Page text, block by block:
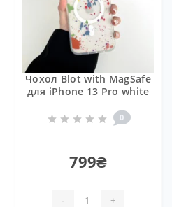
Чохол Blot with MagSafe
для iPhone 13 Pro white
0
799₴
- +